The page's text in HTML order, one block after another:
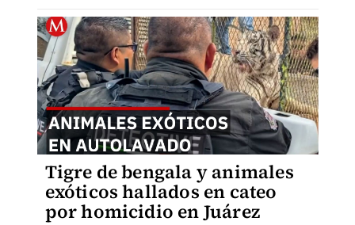
Tigre de bengala y animales
exóticos hallados en cateo
por homicidio en Juárez